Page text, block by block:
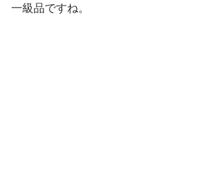
一級品ですね。